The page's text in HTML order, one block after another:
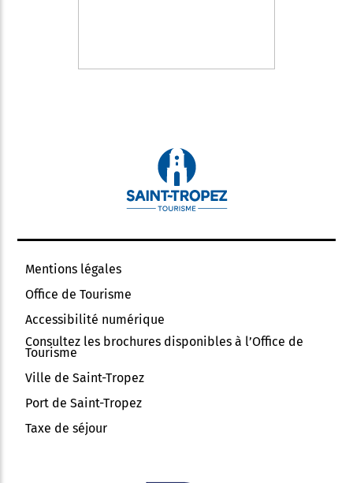
Mentions légales
Office de Tourisme
Accessibilité numérique
Consultez les brochures disponibles à l’Office de
Tourisme
Ville de Saint-Tropez
Port de Saint-Tropez
Taxe de séjour